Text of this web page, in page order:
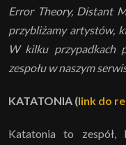
Error Theory, Distant
przybliżamy artystów,
W kilku przypadkach
zespołu w naszym
KATATONIA (link do
Katatonia to zespół,